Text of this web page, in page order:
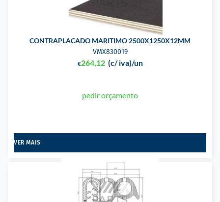
CONTRAPLACADO MARITIMO 2500X1250X12MM
VMX830019
€264,12 (c/ iva)/un
pedir orçamento
VER MAIS